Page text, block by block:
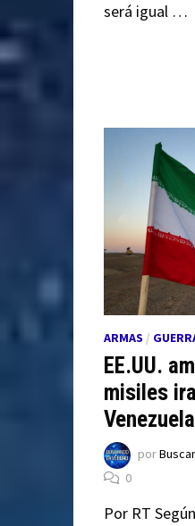
será igual …
ARMAS /
EE.UU.
misiles
Venezuela
por
0
Por RT